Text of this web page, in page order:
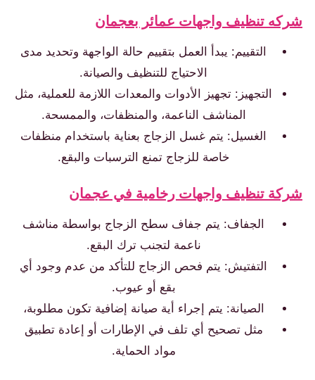
تنظيف واجهات عمائر بعجمان
التقييم: يبدأ العمل بتقييم حالة الواجهة وتحديد مدى
الاحتياج للتنظيف والصيانة.
التجهيز: تجهيز الأدوات والمعدات اللازمة للعملية، مثل
المناشف الناعمة، والمنظفات، والممسحة.
الغسيل: يتم غسل الزجاج بعناية باستخدام منظفات
خاصة للزجاج تمنع الترسبات والبقع.
تنظيف واجهات رخامية في عجمان
الجفاف: يتم جفاف سطح الزجاج بواسطة مناشف
ناعمة لتجنب ترك البقع.
التفتيش: يتم فحص الزجاج للتأكد من عدم وجود أي
بقع أو عيوب.
الصيانة: يتم إجراء أية صيانة إضافية تكون مطلوبة،
مثل تصحيح أي تلف في الإطارات أو إعادة تطبيق
مواد الحماية.